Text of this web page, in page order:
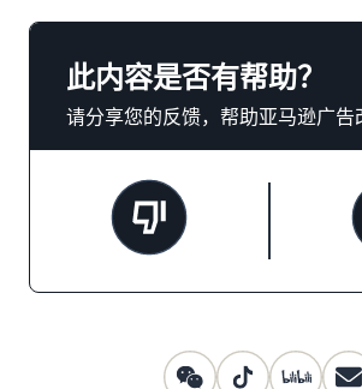
此内容是否有帮助？
请分享您的反馈，帮助亚马逊广告